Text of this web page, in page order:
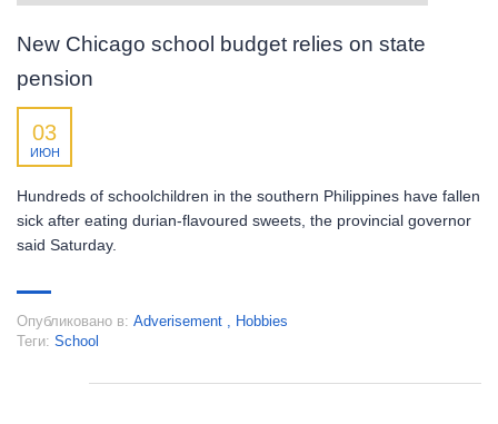
New Chicago school budget relies on state
pension
03
ИЮН
Hundreds of schoolchildren in the southern Philippines have fallen
sick after eating durian-flavoured sweets, the provincial governor
said Saturday.
Опубликовано в: Adverisement
Hobbies
Теги: School